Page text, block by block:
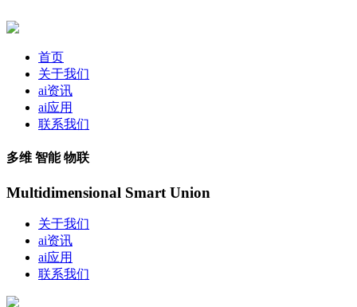
首页
关于我们
ai资讯
ai应用
联系我们
多维 智能 物联
Multidimensional Smart Union
关于我们
ai资讯
ai应用
联系我们